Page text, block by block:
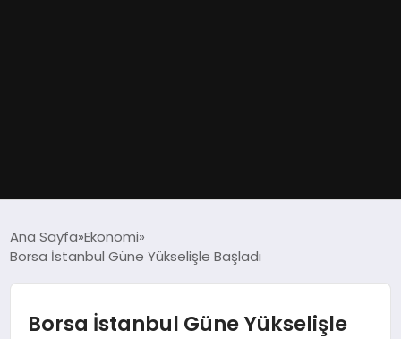
EĞITIM
Ana Sayfa Ekonomi
Borsa İstanbul Güne Yükselişle Başladı
Borsa İstanbul Güne Yükselişle